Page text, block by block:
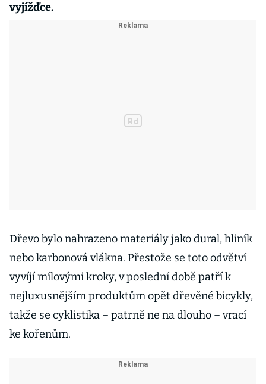
vyjížďce.
Dřevo bylo nahrazeno materiály jako dural, hliník
nebo karbonová vlákna. Přestože se toto odvětví
vyvíjí mílovými kroky, v poslední době patří k
nejluxusnějším produktům opět dřevěné bicykly,
takže se cyklistika – patrně ne na dlouho – vrací
ke kořenům.